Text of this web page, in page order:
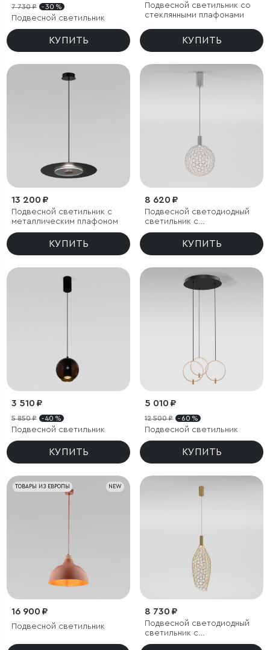
7 730 ₽ - 30 %
Подвесной светильник
КУПИТЬ
Подвесной светильник со
стеклянными плафонами
КУПИТЬ
13 200 ₽
Подвесной светильник с
металлическим плафоном
КУПИТЬ
8 620 ₽
Подвесной светодиодный
светильник с
металлическим плафоном
КУПИТЬ
3 510 ₽
5 850 ₽ - 40 %
Подвесной светильник
КУПИТЬ
5 010 ₽
12 500 ₽ - 60 %
Подвесной светильник
КУПИТЬ
NEW
ТОВАРЫ ИЗ ЕВРОПЫ
16 900 ₽
Подвесной светильник
8 730 ₽
Подвесной светодиодный
светильник с
металлическим плафоном